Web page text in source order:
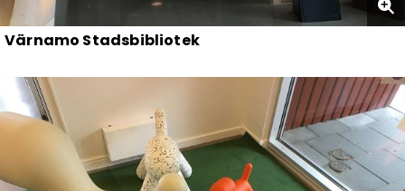
Värnamo Stadsbibliotek